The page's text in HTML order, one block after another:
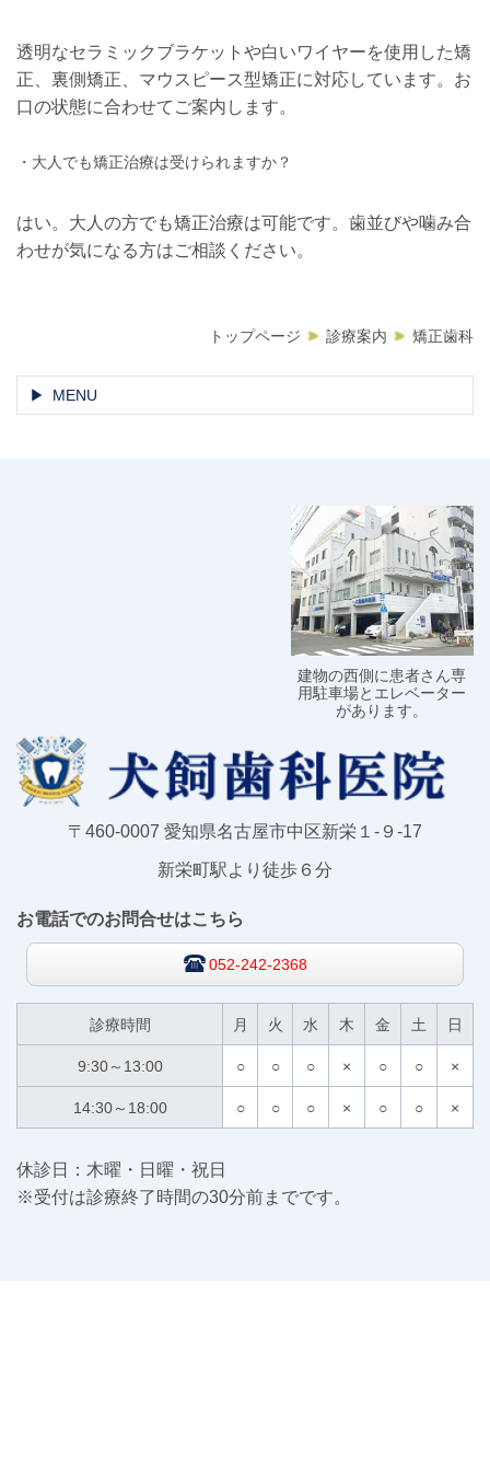
透明なセラミックブラケットや白いワイヤーを使用した矯
正、裏側矯正、マウスピース型矯正に対応しています。お
口の状態に合わせてご案内します。
・大人でも矯正治療は受けられますか？
はい。大人の方でも矯正治療は可能です。歯並びや噛み合
わせが気になる方はご相談ください。
トップページ 診療案内 矯正歯科
MENU
建物の西側に患者さん専
用駐車場とエレベーター
があります。
〒460-0007 愛知県名古屋市中区新栄１-９-17
新栄町駅より徒歩６分
お電話でのお問合せはこちら
052-242-2368
診療時間 月 火 水 木 金 土 日
9:30～13:00 ○ ○ ○ × ○ ○ ×
14:30～18:00 ○ ○ ○ × ○ ○ ×
休診日：木曜・日曜・祝日
※受付は診療終了時間の30分前までです。